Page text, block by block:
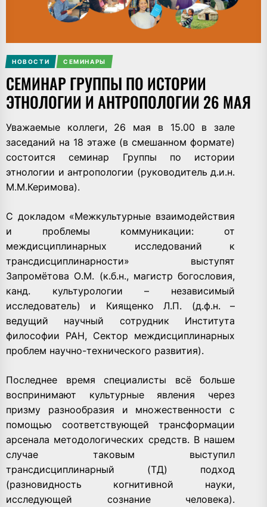
НОВОСТИ СЕМИНАРЫ
СЕМИНАР ГРУППЫ ПО ИСТОРИИ
ЭТНОЛОГИИ И АНТРОПОЛОГИИ 26 МАЯ
Уважаемые коллеги, 26 мая в 15.00 в зале
заседаний на 18 этаже (в смешанном формате)
состоится семинар Группы по истории
этнологии и антропологии (руководитель д.и.н.
М.М.Керимова).
С докладом «Межкультурные взаимодействия
и проблемы коммуникации: от
междисциплинарных исследований к
трансдисциплинарности» выступят
Запромётова О.М. (к.б.н., магистр богословия,
канд. культурологии – независимый
исследователь) и Киященко Л.П. (д.ф.н. –
ведущий научный сотрудник Института
философии РАН, Сектор междисциплинарных
проблем научно-технического развития).
Последнее время специалисты всё больше
воспринимают культурные явления через
призму разнообразия и множественности с
помощью соответствующей трансформации
арсенала методологических средств. В нашем
случае таковым выступил
трансдисциплинарный (ТД) подход
(разновидность когнитивной науки,
исследующей сознание человека).